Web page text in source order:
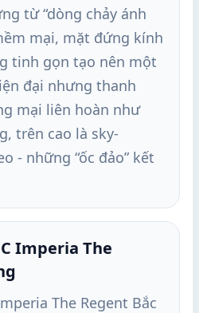
từ “dòng chảy ánh
mại, mặt đứng kính
tinh gọn tạo nên một
đại nhưng thanh
mại liên hoàn như
trên cao là sky-
- những “ốc đảo” kết
Imperia The
The Regent Bắc